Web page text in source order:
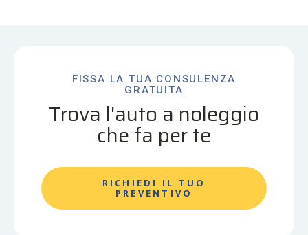
FISSA LA TUA CONSULENZA
GRATUITA
Trova l'auto a noleggio
che fa per te
RICHIEDI IL TUO
PREVENTIVO